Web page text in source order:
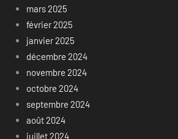
mars 2025
février 2025
janvier 2025
décembre 2024
novembre 2024
octobre 2024
septembre 2024
août 2024
juillet 2024